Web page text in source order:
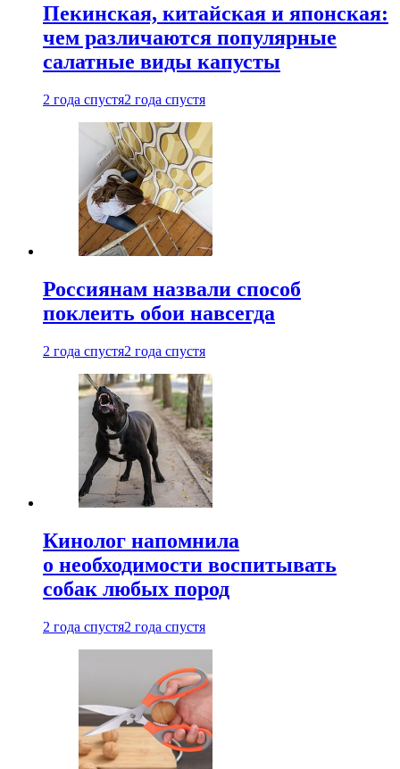
Пекинская, китайская и японская:
чем различаются популярные
салатные виды капусты
2 года спустя2 года спустя
Россиянам назвали способ
поклеить обои навсегда
2 года спустя2 года спустя
Кинолог напомнила
о необходимости воспитывать
собак любых пород
2 года спустя2 года спустя